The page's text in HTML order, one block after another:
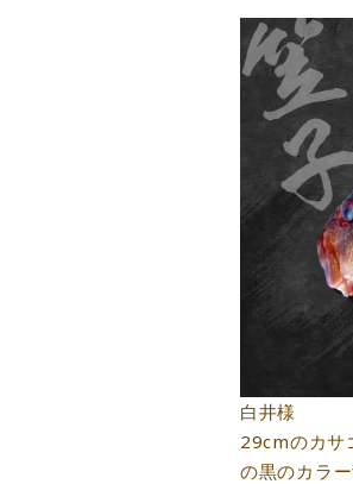
白井様
29cmのカサ
の黒のカラ